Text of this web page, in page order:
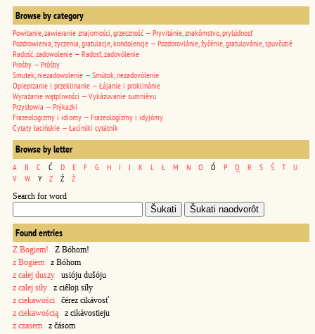
Browse by category
Powitanie, zawieranie znajomości, grzeczność — Pryvitánie, znakômstvo, prylúdnosť
Pozdrowienia, życzenia, gratulacje, kondolencje — Pozdorovlánie, žyčénie, gratulovánie, spuvčutié
Radość, zadowolenie — Radosť, zadovólenie
Prośby — Prôśby
Smutek, niezadowolenie — Smútok, nezadovólenie
Opieprzanie i przeklinanie — Łájanie i proklinánie
Wyrażanie wątpliwości — Vykázuvanie sumniêvu
Przysłowia — Prýkazki
Frazeologizmy i idiomy — Frazeologízmy i idyjómy
Cytaty łacińskie — Łacínśki cytátnik
Browse by letter
A B C Ć D E F G H I J K L Ł M N O Ó P Q R S Ś T
U
V
W Y Z Ź Ż
Search for word
Found entries
Z Bogiem! Z Bóhom!
z Bogiem z Bóhom
z całej duszy usióju dušóju
z całej siły z ciêłoji síły
z ciekawości čérez cikávosť
z ciekawością z cikávostieju
z czasem z čásom